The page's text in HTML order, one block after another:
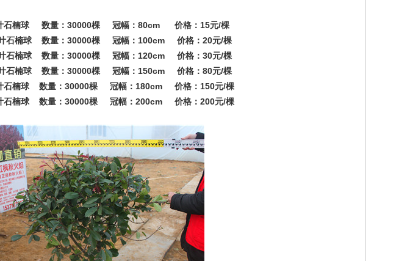
石楠球 数量：30000棵 冠幅：80cm 价格：15元/棵
石楠球 数量：30000棵 冠幅：100cm 价格：20元/棵
石楠球 数量：30000棵 冠幅：120cm 价格：30元/棵
石楠球 数量：30000棵 冠幅：150cm 价格：80元/棵
石楠球 数量：30000棵 冠幅：180cm 价格：150元/棵
石楠球 数量：30000棵 冠幅：200cm 价格：200元/棵